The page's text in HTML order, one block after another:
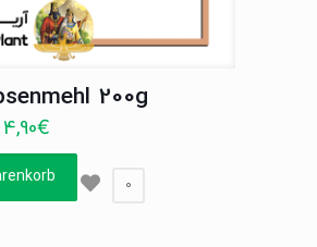
200g
4,90€
0